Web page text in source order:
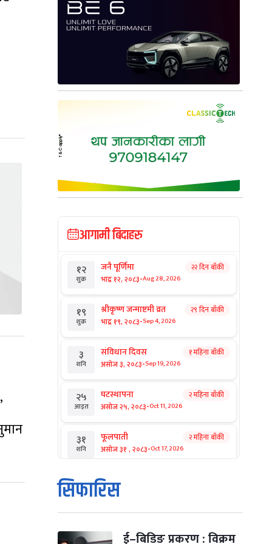
आगामी बिदाहरु
१२
शुक्र
जनै पूर्णिमा
भाद्र १२, २०८३-Aug 28, 2026
२२ दिन बाँकी
१९
शुक्र
श्रीकृष्ण जन्माष्टमी व्रत
भाद्र १९, २०८३-Sep 4, 2026
२९ दिन बाँकी
३
शनि
संविधान दिवस
असोज ३, २०८३-Sep 19, 2026
१ महिना बाँकी
२५
आइत
घटस्थापना
असोज २५, २०८३-Oct 11, 2026
२ महिना बाँकी
३१
शनि
फूलपाती
असोज ३१ , २०८३-Oct 17, 2026
२ महिना बाँकी
१
आइत
कार्तिक सङ्क्रान्ति
कार्तिक १, २०८३
मंगल कार्तिक ३, २०८३-Oct 20, 2026
सिफारिस
ई–बिडिङ प्रकरण : विक्रम